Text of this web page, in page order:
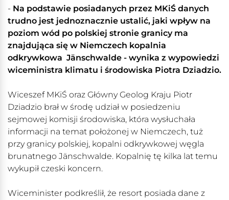
- Na podstawie posiadanych przez MKiŚ danych
trudno jest jednoznacznie ustalić, jaki wpływ na
poziom wód po polskiej stronie granicy ma
znajdująca się w Niemczech kopalnia
odkrywkowa Jänschwalde - wynika z wypowiedzi
wiceministra klimatu i środowiska Piotra Dziadzio.
Wiceszef MKiŚ oraz Główny Geolog Kraju Piotr
Dziadzio brał w środę udział w posiedzeniu
sejmowej komisji środowiska, która wysłuchała
informacji na temat położonej w Niemczech, tuż
przy granicy polskiej, kopalni odkrywkowej węgla
brunatnego Jänschwalde. Kopalnię tę kilka lat temu
wykupił czeski koncern.
Wiceminister podkreślił, że resort posiada dane z